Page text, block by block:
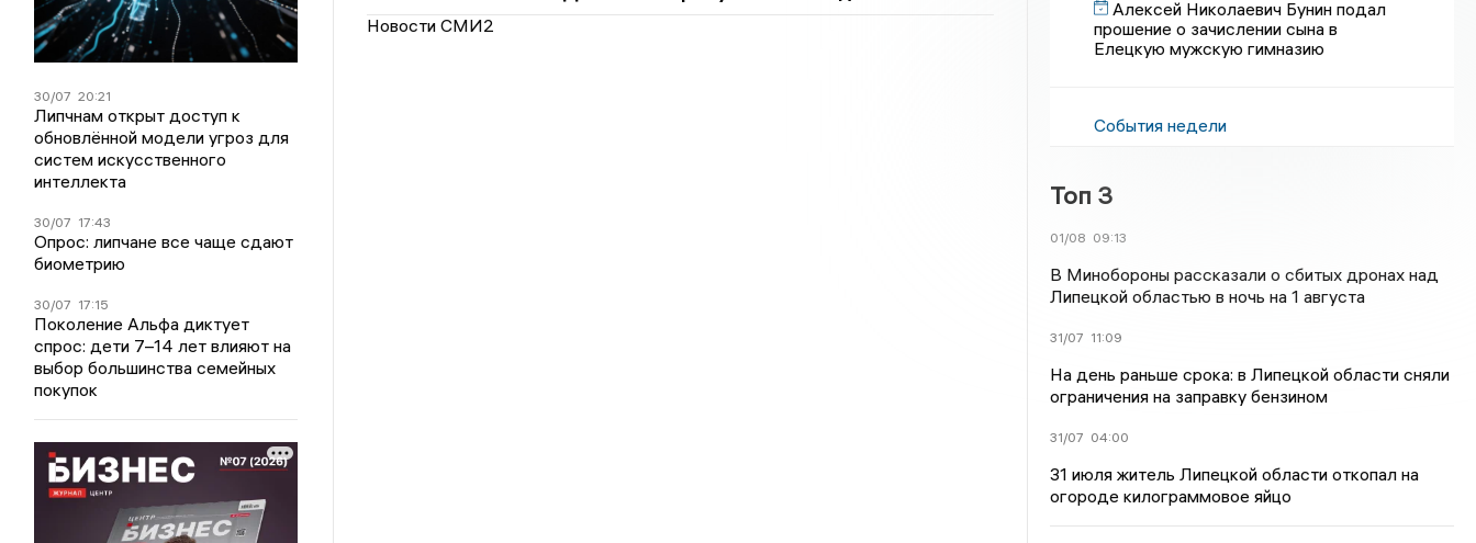
30/07 20:21
Липчнам открыт доступ к
обновлённой модели угроз для
систем искусственного
интеллекта
30/07 17:43
Опрос: липчане все чаще сдают
биометрию
30/07 17:15
Поколение Альфа диктует
спрос: дети 7–14 лет влияют на
выбор большинства семейных
покупок
Новости СМИ2
Алексей Николаевич Бунин подал
прошение о зачислении сына в
Елецкую мужскую гимназию
События недели
Топ 3
01/08 09:13
В Минобороны рассказали о сбитых дронах над
Липецкой областью в ночь на 1 августа
31/07 11:09
На день раньше срока: в Липецкой области сняли
ограничения на заправку бензином
31/07 04:00
31 июля житель Липецкой области откопал на
огороде килограммовое яйцо